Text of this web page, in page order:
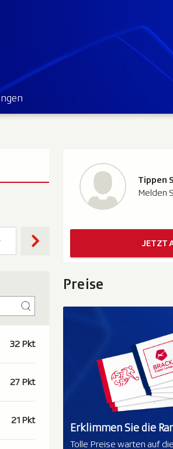
32 Pkt
27 Pkt
21 Pkt
Tippen
Melden
JETZT
Preise
Erklimmen Sie die
Tolle Preise warten auf